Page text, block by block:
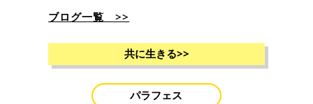
ブログ一覧 >>
共に生きる>>
パラフェス